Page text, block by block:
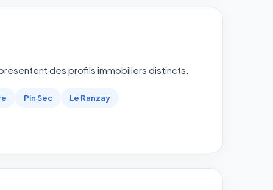
des profils immobiliers distincts.
Pin Sec Le Ranzay